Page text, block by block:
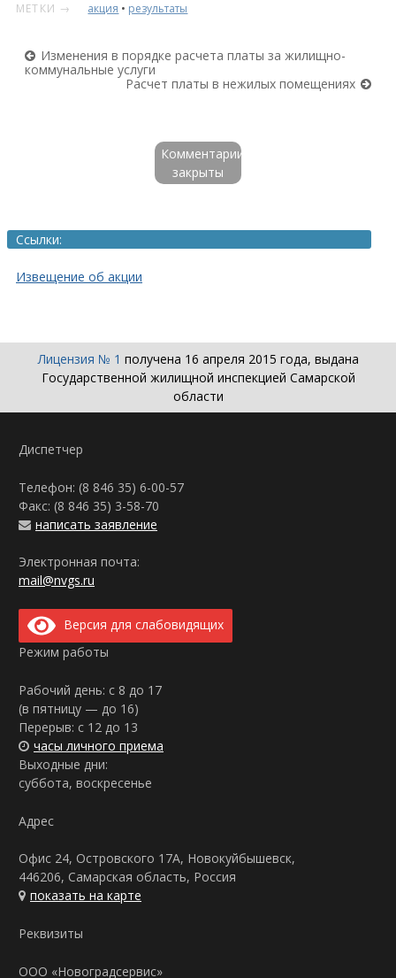
МЕТКИ → акция • результаты
Изменения в порядке расчета платы за жилищно-
комму­нальные услуги
Расчет платы в нежилых помещениях
Комментарии
закрыты
Ссылки:
Извещение об акции
Лицензия № 1 получена 16 апреля 2015 года, выдана
Государственной жилищной инспекцией Самарской
области
Диспетчер
Телефон: (8 846 35) 6-00-57
Факс: (8 846 35) 3-58-70
написать заявление
Электронная почта:
mail@nvgs.ru
Версия для слабовидящих
Режим работы
Рабочий день: с 8 до 17
(в пятницу — до 16)
Перерыв: с 12 до 13
часы личного приема
Выходные дни:
суббота, воскресенье
Адрес
Офис 24, Островского 17А, Новокуйбышевск,
446206, Самарская область, Россия
показать на карте
Реквизиты
ООО «Новоградсервис»